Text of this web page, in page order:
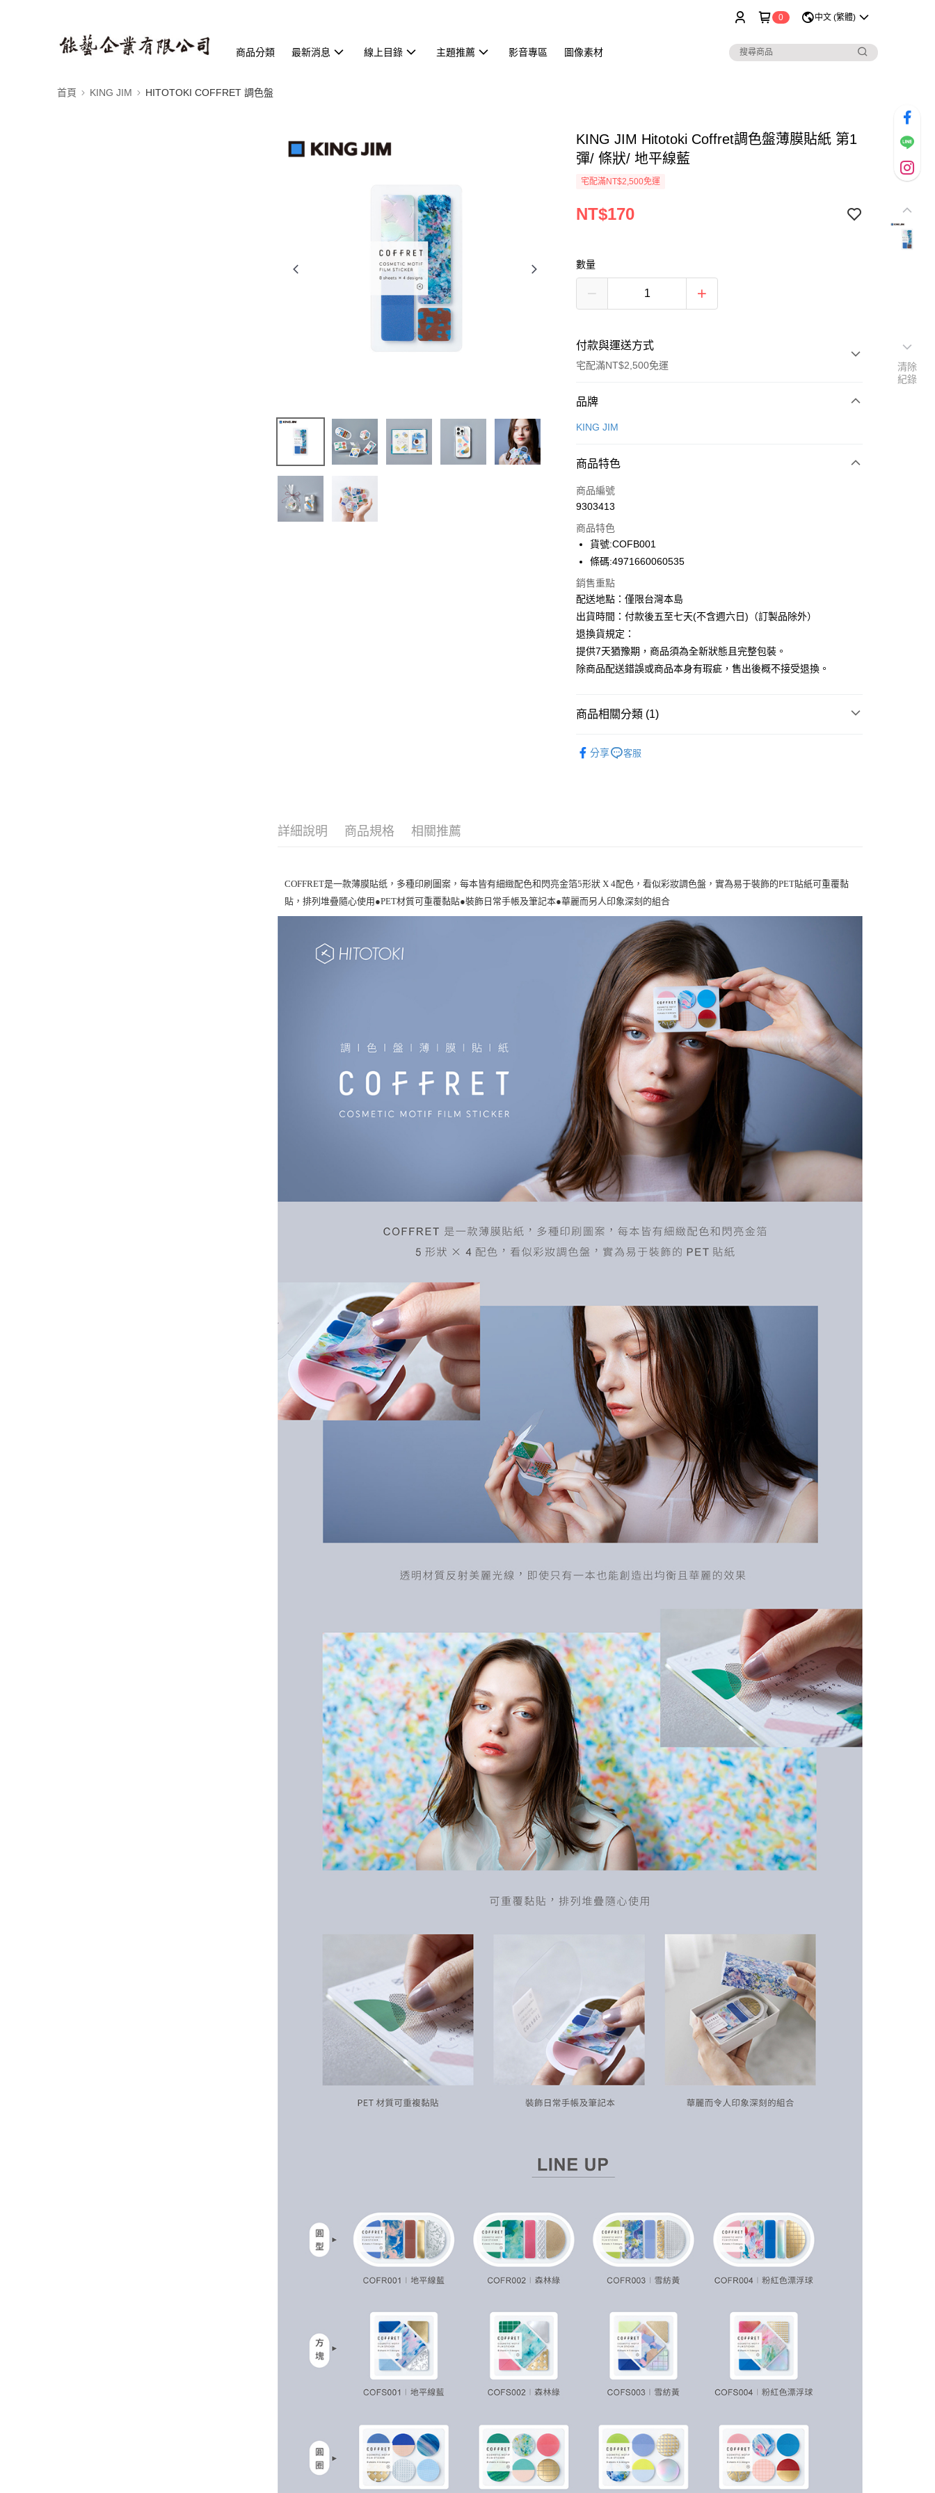
0 中文 (繁體)
商品分類 最新消息 線上目錄 主題推薦 影音專區 圖像素材
首頁 KING JIM HITOTOKI COFFRET 調色盤
KING JIM Hitotoki Coffret調色盤薄膜貼紙 第1
彈/ 條狀/ 地平線藍
宅配滿NT$2,500免運
NT$170
數量
付款與運送方式
宅配滿NT$2,500免運
付款方式
信用卡一次付款
悠遊付
ATM付款
下單前請先詢問庫存
每筆NT$130，滿NT$2,500(含以上)免運費
品牌
KING JIM
商品特色
商品編號
9303413
商品特色
貨號:COFB001
條碼:4971660060535
銷售重點
配送地點：僅限台灣本島
出貨時間：付款後五至七天(不含週六日)（訂製品除外）
退換貨規定：
提供7天猶豫期，商品須為全新狀態且完整包裝。
除商品配送錯誤或商品本身有瑕疵，售出後概不接受退換。
商品相關分類 (1)
分享
客服
詳細說明 商品規格 相關推薦
COFFRET是一款薄膜貼纸，多種印刷圖案，每本皆有細緻配色和閃亮金箔5形狀 X 4配色，看似彩妝調色盤，實為易于裝飾的PET貼紙可重覆黏
貼，排列堆疊隨心使用●PET材質可重覆黏貼●裝飾日常手帳及筆記本●華麗而另人印象深刻的組合
清除
紀錄